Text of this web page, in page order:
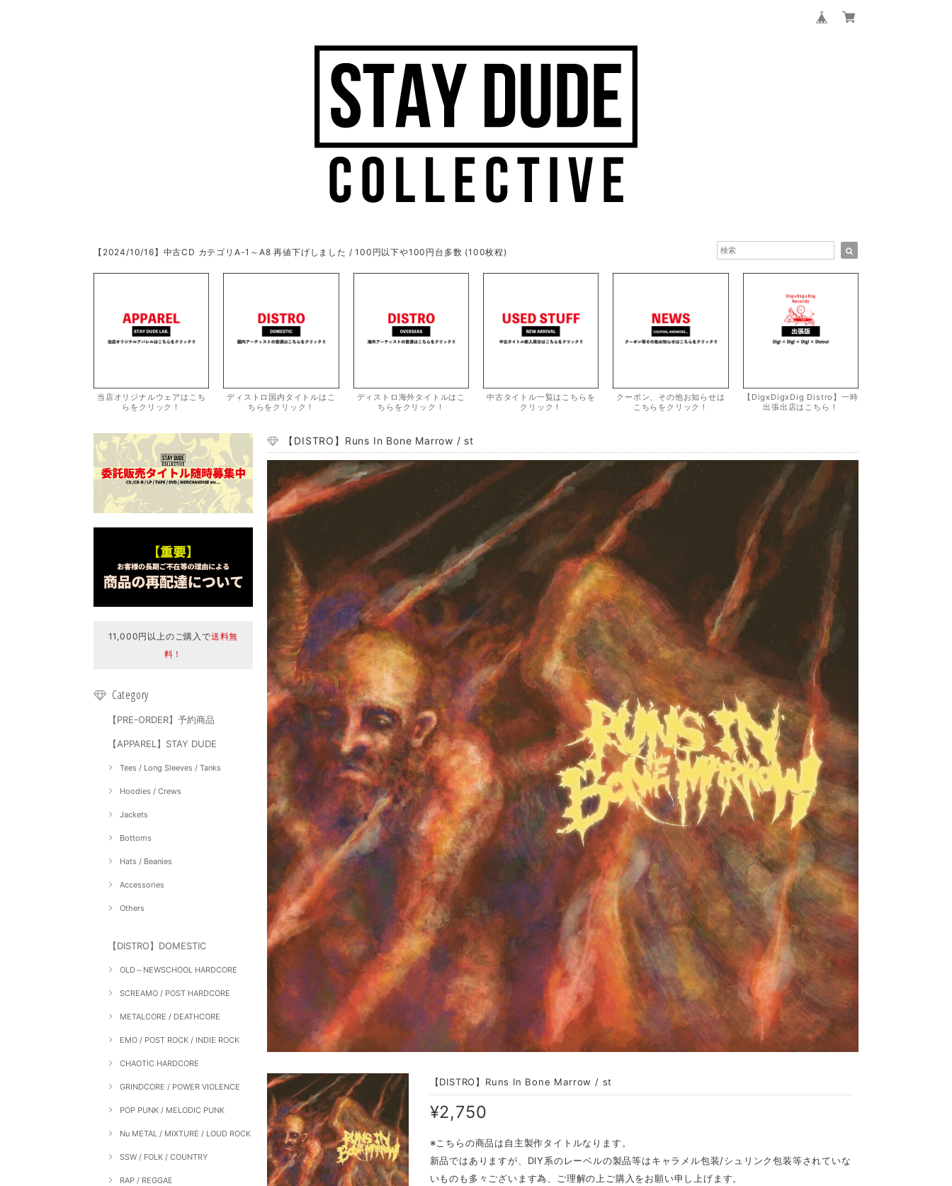
【2024/10/16】中古CD カテゴリA-1～A8 再値下げしました / 100円以下や100円台多数 (100枚程)
当店オリジナルウェアはこち
らをクリック！
ディストロ国内タイトルはこ
ちらをクリック！
ディストロ海外タイトルはこ
ちらをクリック！
中古タイトル一覧はこちらを
クリック！
クーポン、その他お知らせは
こちらをクリック！
【DigxDigxDig Distro】一時
出張出店はこちら！
11,000円以上のご購入で送料無
料！
Category
【PRE-ORDER】予約商品
【APPAREL】STAY DUDE
Tees / Long Sleeves / Tanks
Hoodies / Crews
Jackets
Bottoms
Hats / Beanies
Accessories
Others
【DISTRO】DOMESTIC
OLD～NEWSCHOOL HARDCORE
SCREAMO / POST HARDCORE
METALCORE / DEATHCORE
EMO / POST ROCK / INDIE ROCK
CHAOTIC HARDCORE
GRINDCORE / POWER VIOLENCE
POP PUNK / MELODIC PUNK
Nu METAL / MIXTURE / LOUD ROCK
SSW / FOLK / COUNTRY
RAP / REGGAE
【DISTRO】Runs In Bone Marrow / st
【DISTRO】Runs In Bone Marrow / st
¥2,750
※こちらの商品は自主製作タイトルなります。
新品ではありますが、DIY系のレーベルの製品等はキャラメル包装/シュリンク包装等されていな
いものも多々ございます為、ご理解の上ご購入をお願い申し上げます。